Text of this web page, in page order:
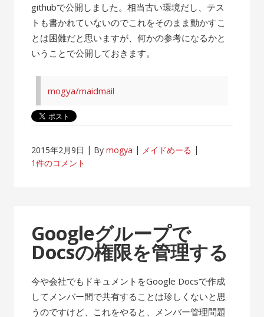
githubで公開しました。相当古い環境だし、テス
トも書かれていないのでこれをそのまま動かすこ
とは困難だと思いますが、何かの参考になるかと
いうことで公開しておきます。
mogya/maidmail
2015年2月9日 Bymogya
メイドめーる
1件のコメント
Googleグループで
Docsの権限を管理する
今や会社でもドキュメントをGoogle Docsで作成
してメンバー間で共有することは珍しくないと思
うのですけど、これをやると、メンバー管理問題